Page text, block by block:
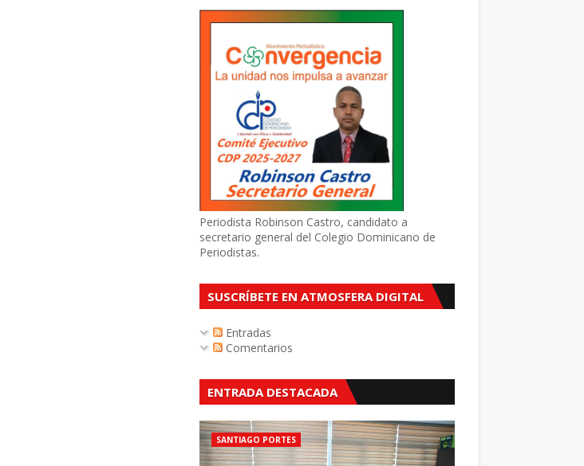
Periodista Robinson Castro, candidato a
secretario general del Colegio Dominicano de
Periodistas.
SUSCRÍBETE EN ATMOSFERA DIGITAL
Entradas
Comentarios
ENTRADA DESTACADA
SANTIAGO PORTES